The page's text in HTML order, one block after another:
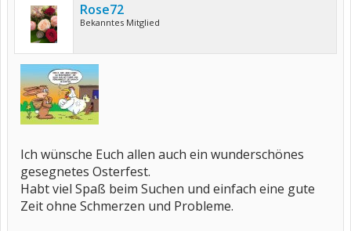
Rose72
Bekanntes Mitglied
Ich wünsche Euch allen auch ein wunderschönes
gesegnetes Osterfest.
Habt viel Spaß beim Suchen und einfach eine gute
Zeit ohne Schmerzen und Probleme.